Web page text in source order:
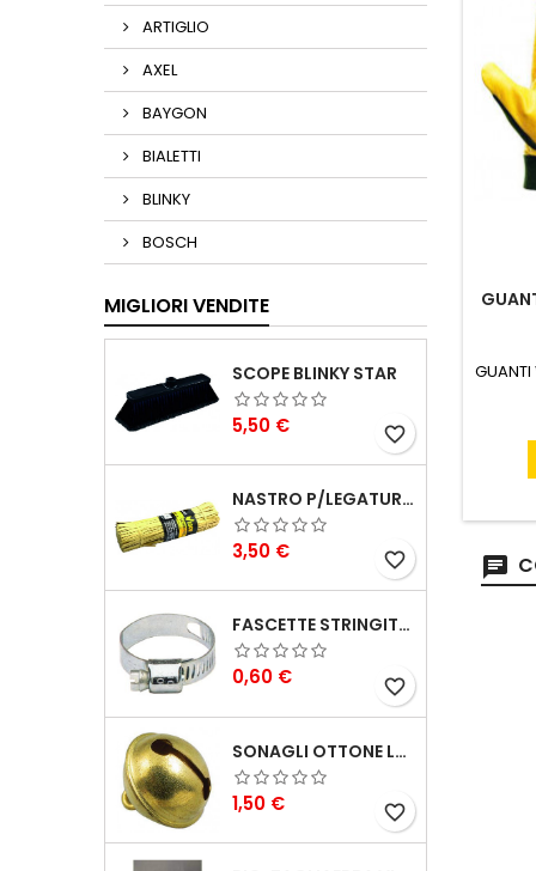
ARTIGLIO
AXEL
BAYGON
BIALETTI
BLINKY
BOSCH
MIGLIORI VENDITE
SCOPE BLINKY STAR
Prezzo
5,50 € favorite_border
NASTRO P/LEGATURA CARTA VIGOR MAZZETTO 1000 PZ 250 MM
Prezzo
3,50 € favorite_border
FASCETTE STRINGITUBO 25- 37 ART.4B
Prezzo
0,60 € favorite_border
SONAGLI OTTONE LUCIDO ART.15302/02 N. 60 DIA. 19 MM
Prezzo
1,50 € favorite_border
GUANTI